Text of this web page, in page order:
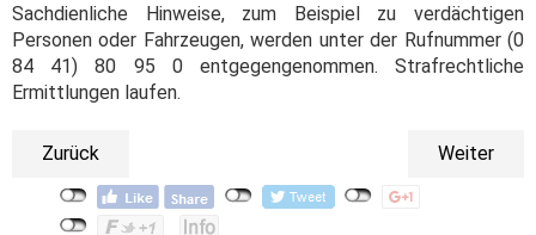
Sachdienliche Hinweise, zum Beispiel zu verdächtigen
Personen oder Fahrzeugen, werden unter der Rufnummer (0
84 41) 80 95 0 entgegengenommen. Strafrechtliche
Ermittlungen laufen.
Zurück Weiter